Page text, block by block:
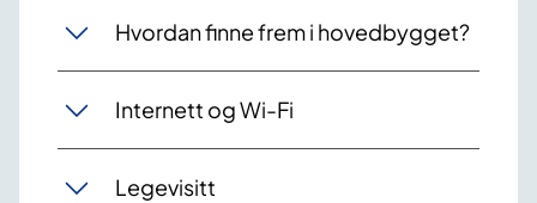
Hvordan finne frem i hovedbygget?
Internett og Wi-Fi
Legevisitt